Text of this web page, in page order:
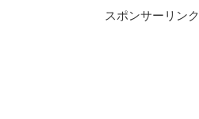
スポンサーリンク